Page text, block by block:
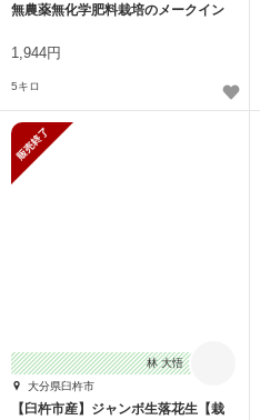
無農薬無化学肥料栽培のメークイン
1,944円
5キロ
林 大悟
大分県臼杵市
【臼杵市産】ジャンボ生落花生【栽